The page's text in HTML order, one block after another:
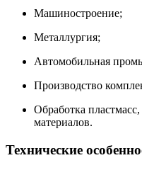
Машиностроение;
Металлургия;
Автомобильная
Производство
Обработка
материалов.
Технические